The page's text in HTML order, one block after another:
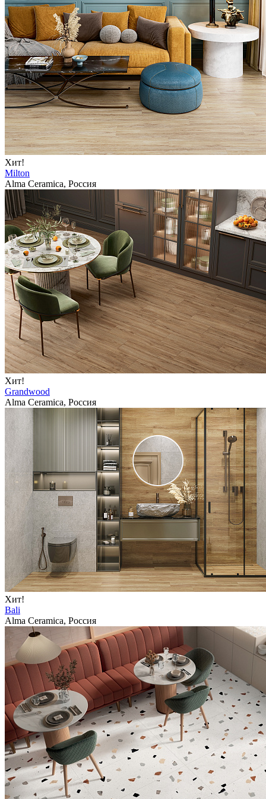
Хит!
Milton
Alma Ceramica, Россия
Хит!
Grandwood
Alma Ceramica, Россия
Хит!
Bali
Alma Ceramica, Россия